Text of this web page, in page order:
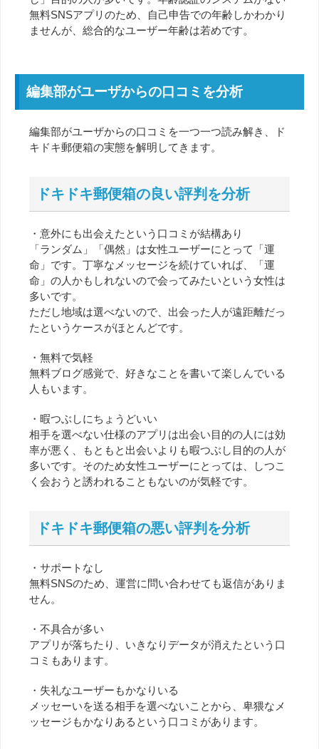
無料SNSアプリのため、自己申告での年齢しかわかり
ませんが、総合的なユーザー年齢は若めです。
編集部がユーザからの口コミを分析
編集部がユーザからの口コミを一つ一つ読み解き、ド
キドキ郵便箱の実態を解明してきます。
ドキドキ郵便箱の良い評判を分析
・意外にも出会えたという口コミが結構あり
「ランダム」「偶然」は女性ユーザーにとって「運
命」です。丁寧なメッセージを続けていれば、「運
命」の人かもしれないので会ってみたいという女性は
多いです。
ただし地域は選べないので、出会った人が遠距離だっ
たというケースがほとんどです。
・無料で気軽
無料ブログ感覚で、好きなことを書いて楽しんでいる
人もいます。
・暇つぶしにちょうどいい
相手を選べない仕様のアプリは出会い目的の人には効
率が悪く、もともと出会いよりも暇つぶし目的の人が
多いです。そのため女性ユーザーにとっては、しつこ
く会おうと誘われることもないのが気軽です。
ドキドキ郵便箱の悪い評判を分析
・サポートなし
無料SNSのため、運営に問い合わせても返信がありま
せん。
・不具合が多い
アプリが落ちたり、いきなりデータが消えたという口
コミもあります。
・失礼なユーザーもかなりいる
メッセーいを送る相手を選べないことから、卑猥なメ
ッセージもかなりあるという口コミがあります。